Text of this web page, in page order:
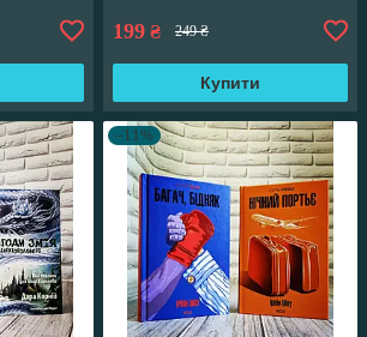
199 ₴ 249 ₴
Купити
–11%